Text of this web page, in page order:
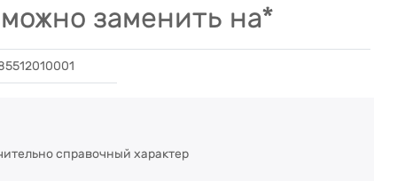
заменить на*
справочный характер